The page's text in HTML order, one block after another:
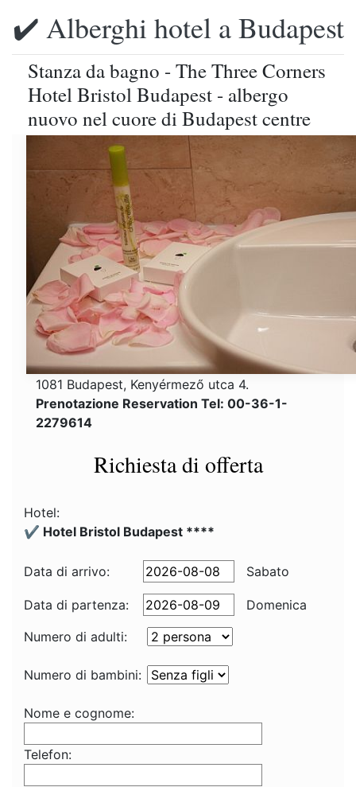
✔️ Alberghi hotel a Budapest
Stanza da bagno - The Three Corners
Hotel Bristol Budapest - albergo
nuovo nel cuore di Budapest centre
1081 Budapest, Kenyérmező utca 4.
Prenotazione Reservation Tel: 00-36-1-
2279614
Richiesta di offerta
Hotel:
✔️ Hotel Bristol Budapest ****
Data di arrivo: Sabato
Data di partenza:
Domenica
Numero di adulti:
Numero di bambini:
Nome e cognome:
Telefon: